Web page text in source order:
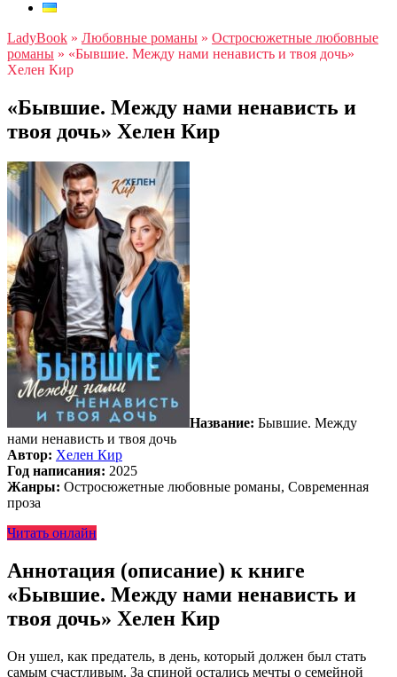
LadyBook » Любовные романы » Остросюжетные любовные
романы » «Бывшие. Между нами ненависть и твоя дочь»
Хелен Кир
«Бывшие. Между нами ненависть и
твоя дочь» Хелен Кир
Название: Бывшие. Между
нами ненависть и твоя дочь
Автор: Хелен Кир
Год написания: 2025
Жанры: Остросюжетные любовные романы, Современная
проза
Читать онлайн
Аннотация (описание) к книге
«Бывшие. Между нами ненависть и
твоя дочь» Хелен Кир
Он ушел, как предатель, в день, который должен был стать
самым счастливым. За спиной остались мечты о семейной